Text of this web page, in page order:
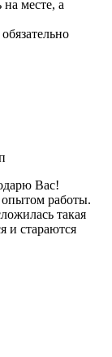
месте, а
Вас!
работы.
такая
и стараются